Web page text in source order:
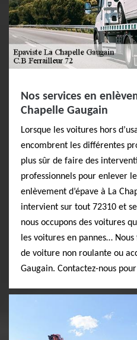
Nos services en
Chapelle Gaugain
Lorsque les voitures hors
encombrent les différentes
plus sûr de faire des
professionnels pour enlever
enlèvement d’épave à La
intervient sur tout 72310 et
nous occupons des voitures
les voitures en pannes…
de voiture non roulante ou
Gaugain. Contactez-nous